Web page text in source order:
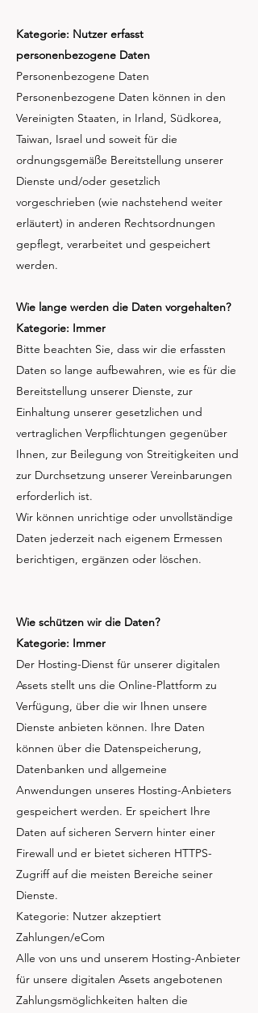
Kategorie: Nutzer erfasst
personenbezogene Daten
Personenbezogene Daten
Personenbezogene Daten können in den
Vereinigten Staaten, in Irland, Südkorea,
Taiwan, Israel und soweit für die
ordnungsgemäße Bereitstellung unserer
Dienste und/oder gesetzlich
vorgeschrieben (wie nachstehend weiter
erläutert) in anderen Rechtsordnungen
gepflegt, verarbeitet und gespeichert
werden.
Wie lange werden die Daten vorgehalten?​
Kategorie: Immer
Bitte beachten Sie, dass wir die erfassten
Daten so lange aufbewahren, wie es für die
Bereitstellung unserer Dienste, zur
Einhaltung unserer gesetzlichen und
vertraglichen Verpflichtungen gegenüber
Ihnen, zur Beilegung von Streitigkeiten und
zur Durchsetzung unserer Vereinbarungen
erforderlich ist.
Wir können unrichtige oder unvollständige
Daten jederzeit nach eigenem Ermessen
berichtigen, ergänzen oder löschen.
Wie schützen wir die Daten?
Kategorie: Immer
Der Hosting-Dienst für unserer digitalen
Assets stellt uns die Online-Plattform zu
Verfügung, über die wir Ihnen unsere
Dienste anbieten können. Ihre Daten
können über die Datenspeicherung,
Datenbanken und allgemeine
Anwendungen unseres Hosting-Anbieters
gespeichert werden. Er speichert Ihre
Daten auf sicheren Servern hinter einer
Firewall und er bietet sicheren HTTPS-
Zugriff auf die meisten Bereiche seiner
Dienste.
Kategorie: Nutzer akzeptiert
Zahlungen/eCom
Alle von uns und unserem Hosting-Anbieter
für unsere digitalen Assets angebotenen
Zahlungsmöglichkeiten halten die